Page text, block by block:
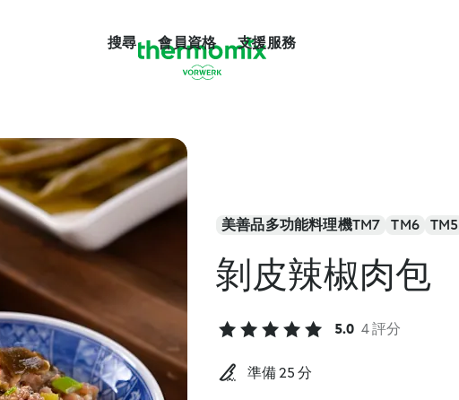
搜尋 會員資格 支援服務
美善品多功能料理機TM7 TM6 TM5
剝皮辣椒肉包
5.0 4 評分
準備 25 分